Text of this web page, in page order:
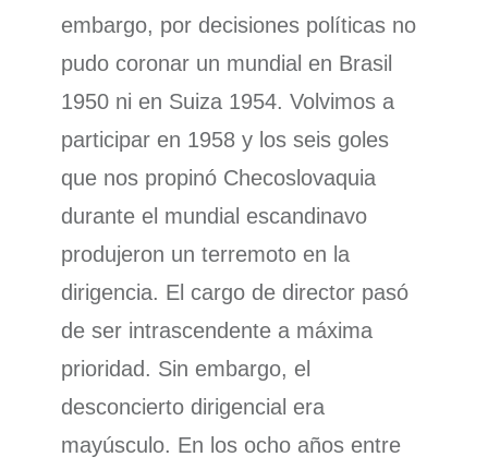
embargo, por decisiones políticas no
pudo coronar un mundial en Brasil
1950 ni en Suiza 1954. Volvimos a
participar en 1958 y los seis goles
que nos propinó Checoslovaquia
durante el mundial escandinavo
produjeron un terremoto en la
dirigencia. El cargo de director pasó
de ser intrascendente a máxima
prioridad. Sin embargo, el
desconcierto dirigencial era
mayúsculo. En los ocho años entre